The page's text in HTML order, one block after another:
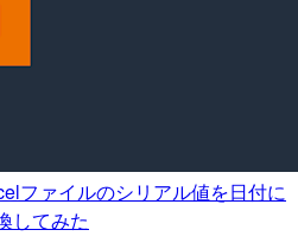
ファイルのシリアル値を日付に
してみた